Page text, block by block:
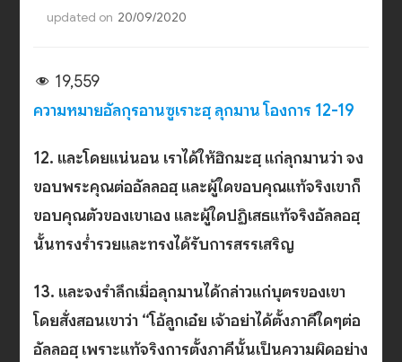
updated on 20/09/2020
19,559
ความหมายอัลกุรอานซูเราะฮฺ ลุกมาน โองการ 12-19
12. และโดยแน่นอน เราได้ให้ฮิกมะฮฺ แก่ลุกมานว่า จง
ขอบพระคุณต่ออัลลอฮฺ และผู้ใดขอบคุณแท้จริงเขาก็
ขอบคุณตัวของเขาเอง และผู้ใดปฏิเสธแท้จริงอัลลอฮฺ
นั้นทรงร่ำรวยและทรงได้รับการสรรเสริญ
13. และจงรำลึกเมื่อลุกมานได้กล่าวแก่บุตรของเขา
โดยสั่งสอนเขาว่า “โอ้ลูกเอ๋ย เจ้าอย่าได้ตั้งภาคีใดๆต่อ
อัลลอฮฺ เพราะแท้จริงการตั้งภาคีนั้นเป็นความผิดอย่าง